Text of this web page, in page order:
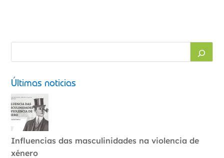
Últimas noticias
Influencias das masculinidades na violencia de
xénero